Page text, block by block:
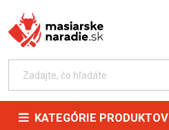
KATEGÓRIE PRODUKTOV